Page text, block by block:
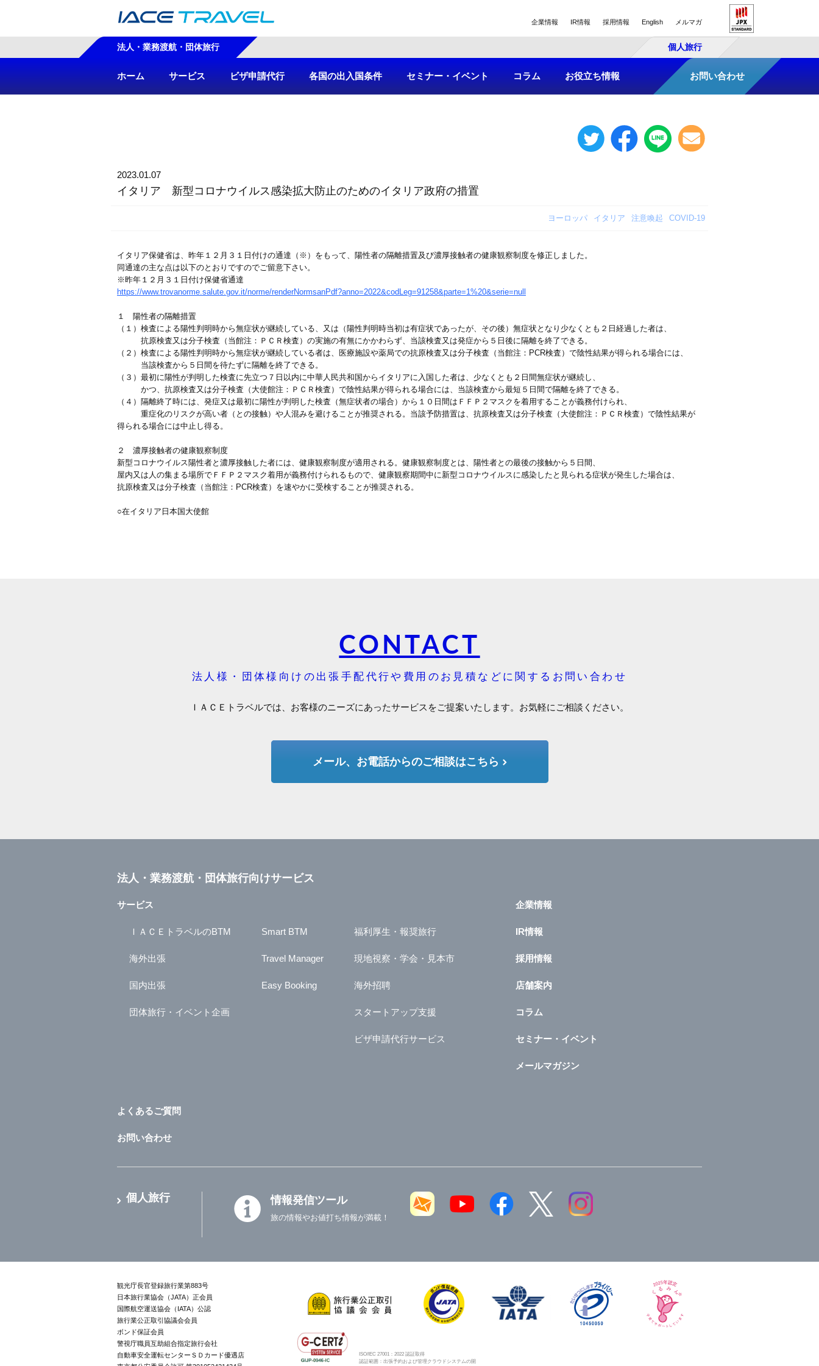
企業情報 IR情報 採用情報 English メルマガ
法人・業務渡航・団体旅行 個人旅行
ホーム サービス ビザ申請代行 各国の出入国条件 セミナー・イベント コラム お役立ち情報 お問い合わせ
2023.01.07
イタリア 新型コロナウイルス感染拡大防止のためのイタリア政府の措置
ヨーロッパ イタリア 注意喚起 COVID-19
イタリア保健省は、昨年１２月３１日付けの通達（※）をもって、陽性者の隔離措置及び濃厚接触者の健康観察制度を修正しました。
同通達の主な点は以下のとおりですのでご留意下さい。
※昨年１２月３１日付け保健省通達
https://www.trovanorme.salute.gov.it/norme/renderNormsanPdf?anno=2022&codLeg=91258&parte=1%20&serie=null
１ 陽性者の隔離措置
（１）検査による陽性判明時から無症状が継続している、又は（陽性判明時当初は有症状であったが、その後）無症状となり少なくとも２日経過した者は、
抗原検査又は分子検査（当館注：ＰＣＲ検査）の実施の有無にかかわらず、当該検査又は発症から５日後に隔離を終了できる。
（２）検査による陽性判明時から無症状が継続している者は、医療施設や薬局での抗原検査又は分子検査（当館注：PCR検査）で陰性結果が得られる場合には、
当該検査から５日間を待たずに隔離を終了できる。
（３）最初に陽性が判明した検査に先立つ７日以内に中華人民共和国からイタリアに入国した者は、少なくとも２日間無症状が継続し、
かつ、抗原検査又は分子検査（大使館注：ＰＣＲ検査）で陰性結果が得られる場合には、当該検査から最短５日間で隔離を終了できる。
（４）隔離終了時には、発症又は最初に陽性が判明した検査（無症状者の場合）から１０日間はＦＦＰ２マスクを着用することが義務付けられ、
重症化のリスクが高い者（との接触）や人混みを避けることが推奨される。当該予防措置は、抗原検査又は分子検査（大使館注：ＰＣＲ検査）で陰性結果が
得られる場合には中止し得る。
２ 濃厚接触者の健康観察制度
新型コロナウイルス陽性者と濃厚接触した者には、健康観察制度が適用される。健康観察制度とは、陽性者との最後の接触から５日間、
屋内又は人の集まる場所でＦＦＰ２マスク着用が義務付けられるもので、健康観察期間中に新型コロナウイルスに感染したと見られる症状が発生した場合は、
抗原検査又は分子検査（当館注：PCR検査）を速やかに受検することが推奨される。
○在イタリア日本国大使館
CONTACT
法人様・団体様向けの出張手配代行や費用のお見積などに関するお問い合わせ
ＩＡＣＥトラベルでは、お客様のニーズにあったサービスをご提案いたします。お気軽にご相談ください。
メール、お電話からのご相談はこちら
法人・業務渡航・団体旅行向けサービス
サービス
ＩＡＣＥトラベルのBTM
海外出張
国内出張
団体旅行・イベント企画
Smart BTM
Travel Manager
Easy Booking
福利厚生・報奨旅行
現地視察・学会・見本市
海外招聘
スタートアップ支援
ビザ申請代行サービス
企業情報
IR情報
採用情報
店舗案内
コラム
セミナー・イベント
メールマガジン
よくあるご質問
お問い合わせ
個人旅行 情報発信ツール
旅の情報やお値打ち情報が満載！
観光庁長官登録旅行業第883号
日本旅行業協会（JATA）正会員
国際航空運送協会（IATA）公認
旅行業公正取引協議会会員
ボンド保証会員
警視庁職員互助組合指定旅行会社
自動車安全運転センターＳＤカード優遇店
ISO/IEC 27001：2022 認証取得
認証範囲：出張予約および管理クラウドシステムの開